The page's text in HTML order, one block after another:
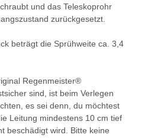
und das Teleskoprohr
zurückgesetzt.
beträgt die Sprühweite ca. 3,4
Regenmeister®
sind, ist beim Verlegen
es sei denn, du möchtest
Leitung mindestens 10 cm tief
beschädigt wird. Bitte keine